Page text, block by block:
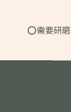
⭕️需要研